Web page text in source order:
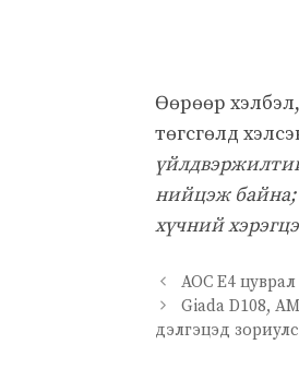
Өөрөөр хэлбэл,
төгсгөлд
нийцэж байна;
хүчний
AOC E4
Giada D108,
дэлгэцэд